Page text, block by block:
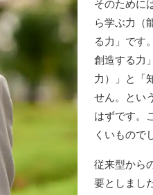
そのために
ら学ぶ力（
る力」です
創造する力
力）」と「
せん。とい
はずです。
くいもので
従来型から
要としまし